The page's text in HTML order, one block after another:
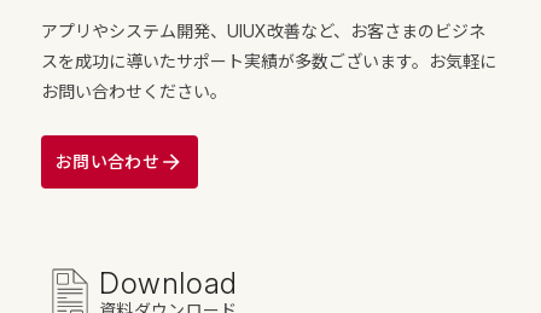
アプリやシステム開発、UIUX改善など、お客さまのビジネ
スを成功に導いたサポート実績が多数ございます。お気軽に
お問い合わせください。
お問い合わせ
Download